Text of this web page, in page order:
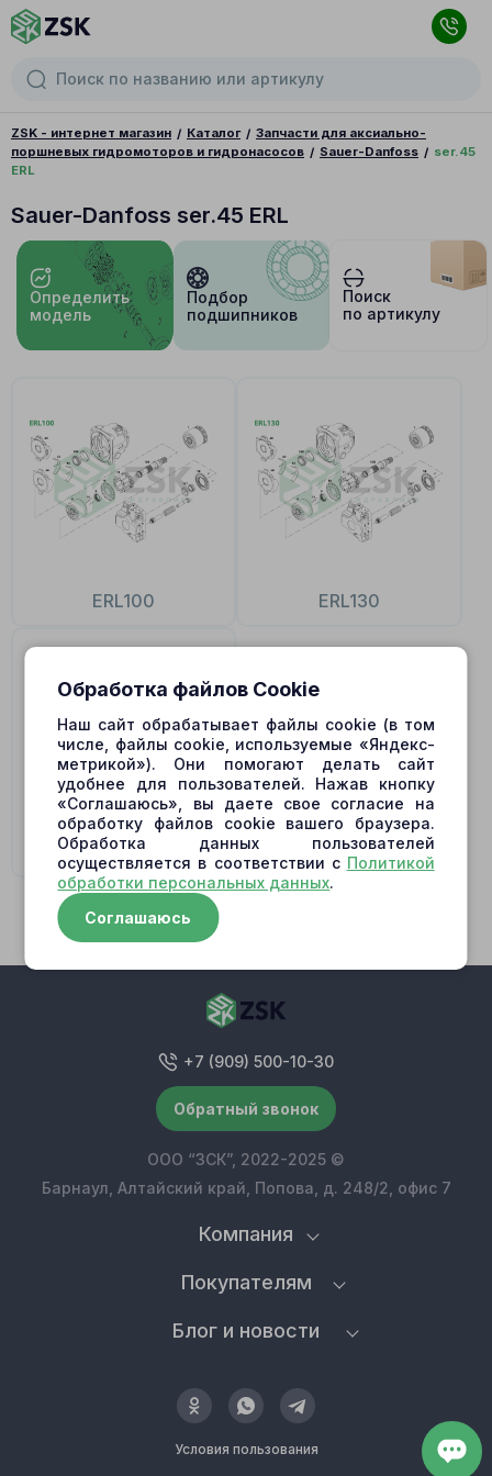
ZSK - интернет магазин Каталог
Запчасти для аксиально-
поршневых гидромоторов и гидронасосов
Sauer-Danfoss
ser.45
ERL
Sauer-Danfoss ser.45 ERL
ERL100 ERL130
ERL147
Определить
модель
Подбор
подшипников
Поиск
по артикулу
Условия пользования
Компания
Покупателям
Блог и новости
+7 (909) 500-10-30
Обратный звонок
ООО “ЗСК”, 2022-2025 ©
Барнаул, Алтайский край, Попова, д. 248/2, офис 7
Обработка файлов Cookie
Наш сайт обрабатывает файлы cookie (в том
числе, файлы cookie, используемые «Яндекс-
метрикой»). Они помогают делать сайт
удобнее для пользователей. Нажав кнопку
«Соглашаюсь», вы даете свое согласие на
обработку файлов cookie вашего браузера.
Обработка данных пользователей
осуществляется в соответствии с Политикой
обработки персональных данных.
Соглашаюсь